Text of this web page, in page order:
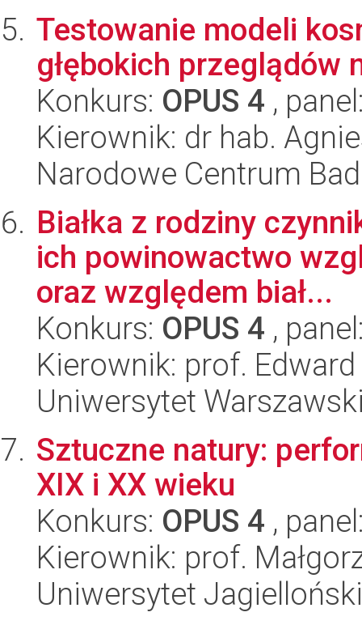
Testowanie modeli
głębokich przeglądów
Konkurs: OPUS 4 ,
Kierownik: dr hab.
Narodowe Centrum
Białka z rodziny
ich powinowactwo
oraz względem biał...
Konkurs: OPUS 4 ,
Kierownik: prof.
Uniwersytet
Sztuczne natury:
XIX i XX wieku
Konkurs: OPUS 4 ,
Kierownik: prof.
Uniwersytet